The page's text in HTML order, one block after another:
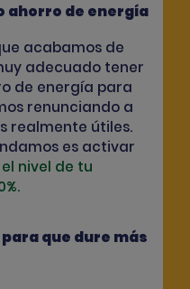
ahorro de energía
acabamos de
adecuado tener
de energía para
renunciando a
realmente útiles.
es activar
nivel de tu
que dure más